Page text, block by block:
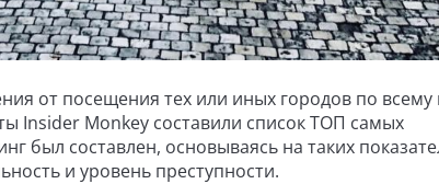
от посещения тех или иных городов по всему
​Insider Monkey составили список ТОП самых
был составлен, основываясь на таких
и уровень преступности.